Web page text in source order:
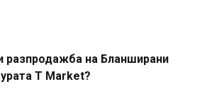
разпродажба на Бланширани
T Market?